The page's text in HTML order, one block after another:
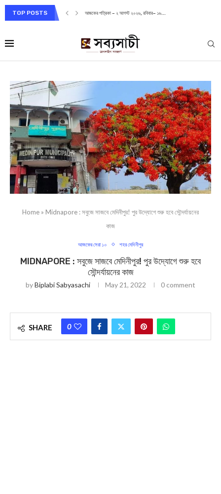
TOP POSTS আজকের পত্রিকা – ২ আগস্ট ২০২৬, রবিবার– ১৬...
Home » Midnapore : সবুজে সাজবে মেদিনীপুর! পুর উদ্যোগে শুরু হবে সৌন্দর্যায়নের
কাজ
আজকের সেরা ১০ শহর মেদিনীপুর
MIDNAPORE : সবুজে সাজবে মেদিনীপুর! পুর উদ্যোগে শুরু হবে
সৌন্দর্যায়নের কাজ
byBiplabi Sabyasachi May 21, 2022 0 comment
SHARE 0